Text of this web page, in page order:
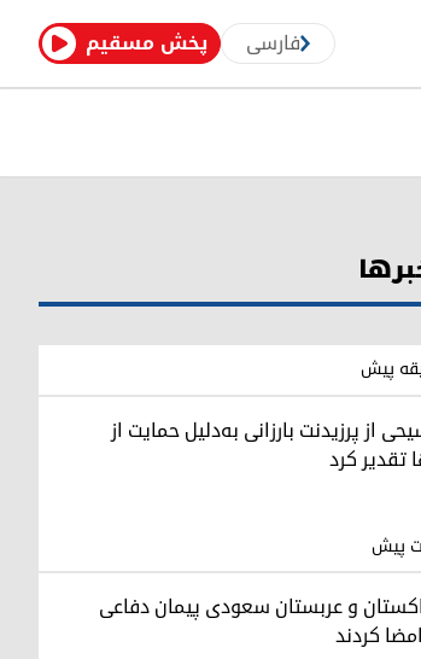
پخش مسقیم فارسی
از پرزیدنت بارزانی به‌دلیل حمایت از
کرد
و عربستان سعودی پیمان دفاعی
کردند